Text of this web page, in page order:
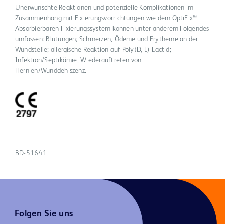
Unerwünschte Reaktionen und potenzielle Komplikationen im
Zusammenhang mit Fixierungsvorrichtungen wie dem OptiFix™
Absorbierbaren Fixierungssystem können unter anderem Folgendes
umfassen: Blutungen; Schmerzen, Ödeme und Erytheme an der
Wundstelle; allergische Reaktion auf Poly(D, L)-Lactid;
Infektion/Septikämie; Wiederauftreten von
Hernien/Wunddehiszenz.
BD-51641
Folgen Sie uns